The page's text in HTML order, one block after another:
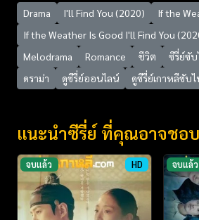
Drama I'll Find You (2020)
If the
If the Weather Is Good I'll Find You
Melodrama
Romance ชีวิต ซีรี่ย์ซั
ดราม่า
ดูซีรี่ย์ออนไลน์ ดูซีรี่ย์เกาหลีซับ
แนะนำซีรี่ย์ ที่คุณอาจชอบ
จบแล้ว HD จบแล้ว